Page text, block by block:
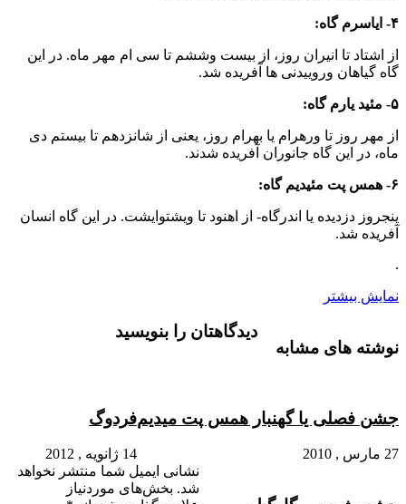
۴- ایاسرم گاه:
از اشتاد تا انیران روز، از بیست وششم تا سی ام مهر ماه. در این
گاه گیاهان وروییدنی ها آفریده شد.
۵- مئید یارم گاه:
از مهر روز تا ورهرام یا بهرام روز، یعنی از شانزدهم تا بیستم دی
ماه، در این گاه جانوران آفریده شدند.
۶- همس پت مئیدیم گاه:
پنجروز دزدیده یا اندرگاه- از اهنود تا ویشتوایشت. در این گاه انسان
آفریده شد.
.
نمایش بیشتر
نوشته های مشابه
جشن فصلی یا گهنبار همس پت میدیم
27 مارس , 2010
فردوگ
14 ژانویه , 2012
دیدگاهتان را بنویسید
نشانی ایمیل شما منتشر نخواهد
شد. بخش‌های موردنیاز